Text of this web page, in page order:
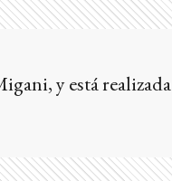
y está realizada